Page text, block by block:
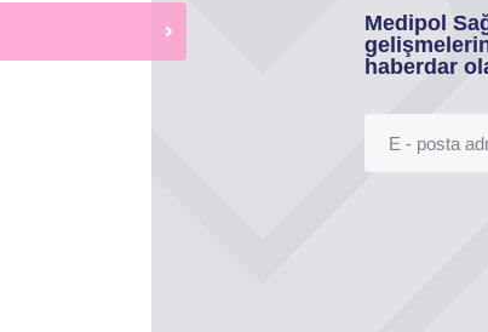
Medipol
haberdar